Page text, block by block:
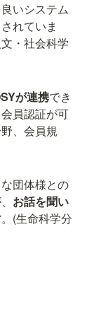
いシステム
れていま
・社会科学
が連携でき
員認証が可
、会員規
団体様との
お話を聞い
。(生命科学分